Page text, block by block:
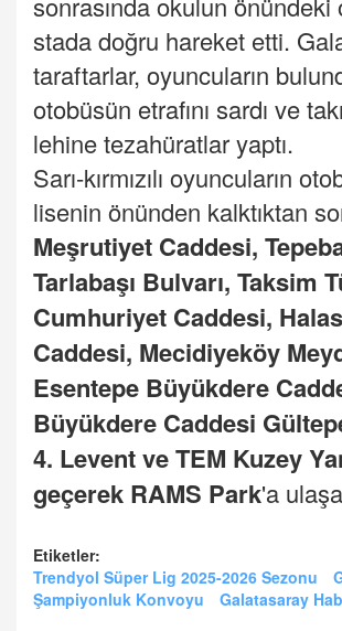
stada doğru hareket etti.
taraftarlar, oyuncuların
otobüsün etrafını sardı ve
lehine tezahüratlar yaptı.
Sarı-kırmızılı oyuncuların
lisenin önünden kalktıktan
Meşrutiyet Caddesi,
Tarlabaşı Bulvarı, Taksim
Cumhuriyet Caddesi,
Caddesi, Mecidiyeköy
Esentepe Büyükdere
Büyükdere Caddesi
4. Levent ve TEM Kuzey
geçerek RAMS Park'a
Etiketler:
Trendyol Süper Lig 2025-2026 Sezonu
Şampiyonluk Konvoyu
Galatasaray